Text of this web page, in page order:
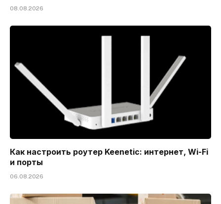
08.08.2026
Как настроить роутер Keenetic: интернет, Wi-Fi
и порты
06.08.2026